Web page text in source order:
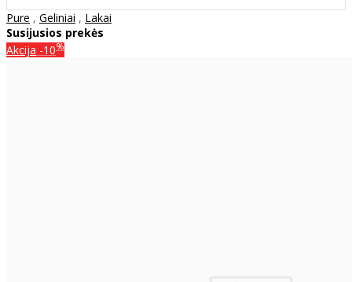
Pure , Geliniai , Lakai
Susijusios prekės
Akcija -10%